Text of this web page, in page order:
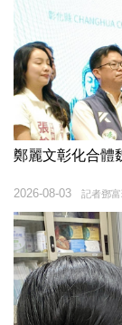
鄭麗文彰化合體
記者鄧
2026-08-03